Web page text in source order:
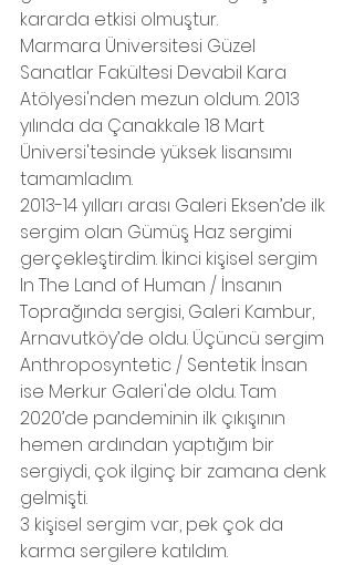
kararda etkisi olmuştur.
Marmara Üniversitesi Güzel
Sanatlar Fakültesi Devabil Kara
Atölyesi'nden mezun oldum. 2013
yılında da Çanakkale 18 Mart
Üniversi'tesinde yüksek lisansımı
tamamladım.
2013-14 yılları arası Galeri Eksen’de ilk
sergim olan Gümüş Haz sergimi
gerçekleştirdim. İkinci kişisel sergim
In The Land of Human / İnsanın
Toprağında sergisi, Galeri Kambur,
Arnavutköy’de oldu. Üçüncü sergim
Anthroposyntetic / Sentetik İnsan
ise Merkur Galeri'de oldu. Tam
2020’de pandeminin ilk çıkışının
hemen ardından yaptığım bir
sergiydi, çok ilginç bir zamana denk
gelmişti.
3 kişisel sergim var, pek çok da
karma sergilere katıldım.